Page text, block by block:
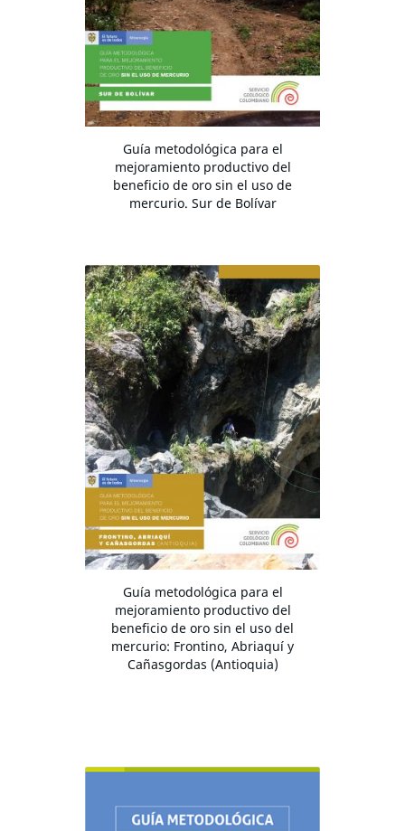
Guía metodológica para el
mejoramiento productivo del
beneficio de oro sin el uso de
mercurio. Sur de Bolívar
Guía metodológica para el
mejoramiento productivo del
beneficio de oro sin el uso del
mercurio: Frontino, Abriaquí y
Cañasgordas (Antioquia)